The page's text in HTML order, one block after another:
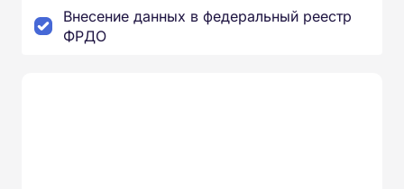
Внесение данных в федеральный реестр
ФРДО